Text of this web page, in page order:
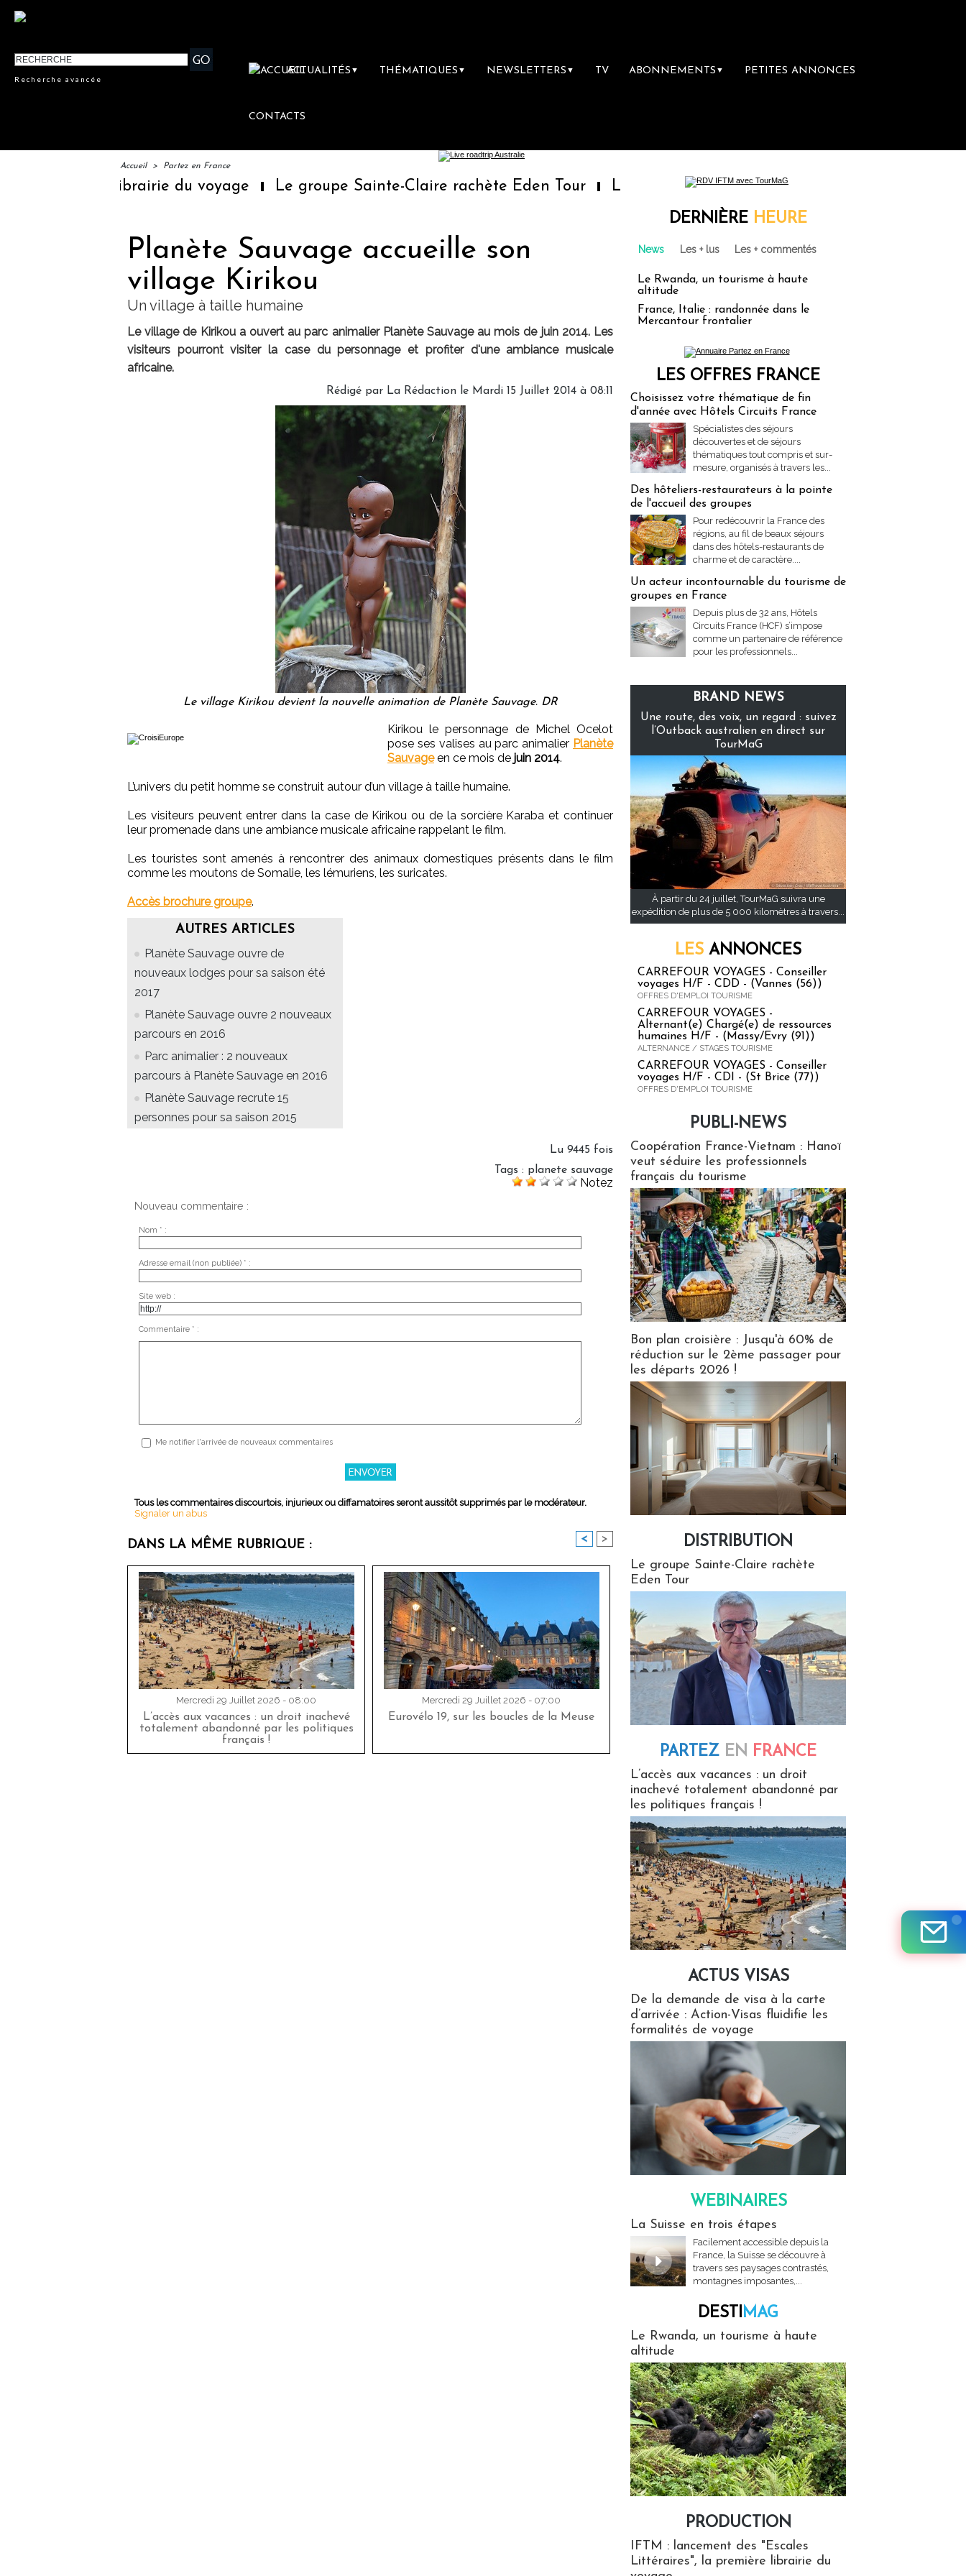
Recherche avancée
ACTUALITÉS ▼ THÉMATIQUES ▼ NEWSLETTERS ▼ TV ABONNEMENTS ▼ PETITES ANNONCES
CONTACTS
Accueil > Partez en France
librairie du voyage Le groupe Sainte-Claire rachète Eden Tour L’accès aux vacances : un droit inachevé totalement
Planète Sauvage accueille son
village Kirikou
Un village à taille humaine
Le village de Kirikou a ouvert au parc animalier Planète Sauvage au mois de juin 2014. Les
visiteurs pourront visiter la case du personnage et profiter d'une ambiance musicale
africaine.
Rédigé par La Rédaction le Mardi 15 Juillet 2014 à 08:11
Le village Kirikou devient la nouvelle animation de Planète Sauvage. DR
Kirikou le personnage de Michel Ocelot
pose ses valises au parc animalier Planète
Sauvageen ce mois de juin 2014.
L’univers du petit homme se construit autour d’un village à taille humaine.
Les visiteurs peuvent entrer dans la case de Kirikou ou de la sorcière Karaba et continuer
leur promenade dans une ambiance musicale africaine rappelant le film.
Les touristes sont amenés à rencontrer des animaux domestiques présents dans le film
comme les moutons de Somalie, les lémuriens, les suricates.
Accès brochure groupe.
AUTRES ARTICLES
Planète Sauvage ouvre de
nouveaux lodges pour sa saison été
2017
Planète Sauvage ouvre 2 nouveaux
parcours en 2016
Parc animalier : 2 nouveaux
parcours à Planète Sauvage en 2016
Planète Sauvage recrute 15
personnes pour sa saison 2015
Lu 9445 fois
Tags : planete sauvage
Notez
Nouveau commentaire :
Nom * :
Adresse email (non publiée) * :
Site web :
Commentaire * :
Me notifier l'arrivée de nouveaux commentaires
Tous les commentaires discourtois, injurieux ou diffamatoires seront aussitôt supprimés par le modérateur.
Signaler un abus
DANS LA MÊME RUBRIQUE : < >
Mercredi 29 Juillet 2026 - 08:00
L’accès aux vacances : un droit inachevé
totalement abandonné par les politiques
français !
Mercredi 29 Juillet 2026 - 07:00
Eurovélo 19, sur les boucles de la Meuse
DERNIÈRE HEURE
News Les + lus Les + commentés
Le Rwanda, un tourisme à haute
altitude
France, Italie : randonnée dans le
Mercantour frontalier
LES OFFRES FRANCE
Choisissez votre thématique de fin
d'année avec Hôtels Circuits France
Spécialistes des séjours
découvertes et de séjours
thématiques tout compris et sur-
mesure, organisés à travers les...
Des hôteliers-restaurateurs à la pointe
de l'accueil des groupes
Pour redécouvrir la France des
régions, au fil de beaux séjours
dans des hôtels-restaurants de
charme et de caractère....
Un acteur incontournable du tourisme de
groupes en France
Depuis plus de 32 ans, Hôtels
Circuits France (HCF) s’impose
comme un partenaire de référence
pour les professionnels...
BRAND NEWS
Une route, des voix, un regard : suivez
l’Outback australien en direct sur
TourMaG
À partir du 24 juillet, TourMaG suivra une
expédition de plus de 5 000 kilomètres à travers...
LES ANNONCES
CARREFOUR VOYAGES - Conseiller
voyages H/F - CDD - (Vannes (56))
OFFRES D'EMPLOI TOURISME
CARREFOUR VOYAGES -
Alternant(e) Chargé(e) de ressources
humaines H/F - (Massy/Evry (91))
ALTERNANCE / STAGES TOURISME
CARREFOUR VOYAGES - Conseiller
voyages H/F - CDI - (St Brice (77))
OFFRES D'EMPLOI TOURISME
PUBLI-NEWS
Coopération France-Vietnam : Hanoï
veut séduire les professionnels
français du tourisme
Bon plan croisière : Jusqu'à 60% de
réduction sur le 2ème passager pour
les départs 2026 !
DISTRIBUTION
Le groupe Sainte-Claire rachète
Eden Tour
PARTEZ EN FRANCE
L’accès aux vacances : un droit
inachevé totalement abandonné par
les politiques français !
ACTUS VISAS
De la demande de visa à la carte
d’arrivée : Action-Visas fluidifie les
formalités de voyage
WEBINAIRES
La Suisse en trois étapes
Facilement accessible depuis la
France, la Suisse se découvre à
travers ses paysages contrastés,
montagnes imposantes,...
DESTIMAG
Le Rwanda, un tourisme à haute
altitude
PRODUCTION
IFTM : lancement des "Escales
Littéraires", la première librairie du